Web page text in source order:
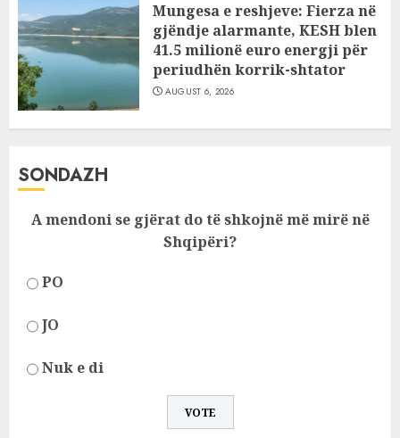
Mungesa e reshjeve: Fierza në
gjëndje alarmante, KESH blen
41.5 milionë euro energji për
periudhën korrik-shtator
AUGUST 6, 2026
SONDAZH
A mendoni se gjërat do të shkojnë më mirë në
Shqipëri?
PO
JO
Nuk e di